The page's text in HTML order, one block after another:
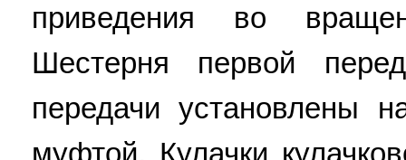
приведения во
Шестерня первой
передачи установлены
муфтой. Кулачки